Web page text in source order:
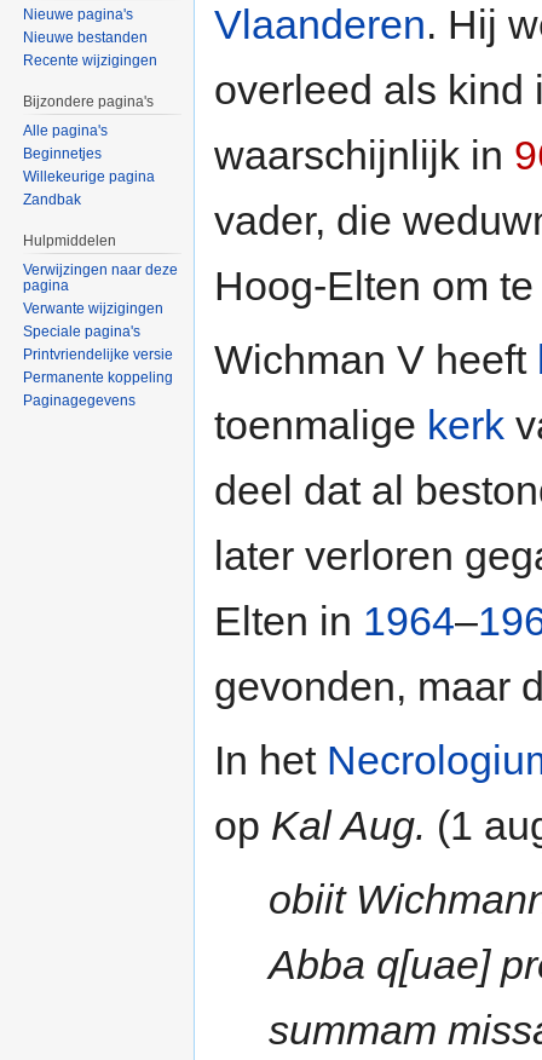
Vlaanderen. Hij
overleed als
waarschijnlijk in
vader, die
Hoog-Elten om
Wichman V heeft
toenmalige kerk
deel dat al
later verloren
Elten in 1964–
gevonden, maar
In het
op Kal Aug. (1
obiit
Abba q[uae]
summam
Nieuwe pagina's
Nieuwe bestanden
Recente wijzigingen
Bijzondere pagina's
Alle pagina's
Beginnetjes
Willekeurige pagina
Zandbak
Hulpmiddelen
Verwijzingen naar deze
pagina
Verwante wijzigingen
Speciale pagina's
Printvriendelijke versie
Permanente koppeling
Paginagegevens